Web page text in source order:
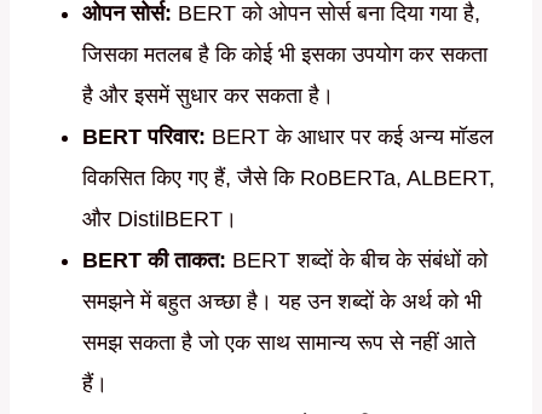
ओपन सोर्स: BERT को ओपन सोर्स बना दिया गया है,
जिसका मतलब है कि कोई भी इसका उपयोग कर सकता
है और इसमें सुधार कर सकता है।
BERT परिवार: BERT के आधार पर कई अन्य मॉडल
विकसित किए गए हैं, जैसे कि RoBERTa, ALBERT,
और DistilBERT।
BERT की ताकत: BERT शब्दों के बीच के संबंधों को
समझने में बहुत अच्छा है। यह उन शब्दों के अर्थ को भी
समझ सकता है जो एक साथ सामान्य रूप से नहीं आते
हैं।